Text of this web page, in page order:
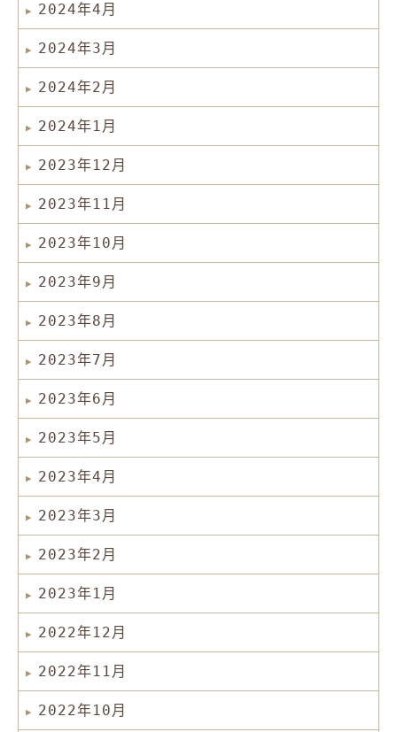
2024年4月
2024年3月
2024年2月
2024年1月
2023年12月
2023年11月
2023年10月
2023年9月
2023年8月
2023年7月
2023年6月
2023年5月
2023年4月
2023年3月
2023年2月
2023年1月
2022年12月
2022年11月
2022年10月